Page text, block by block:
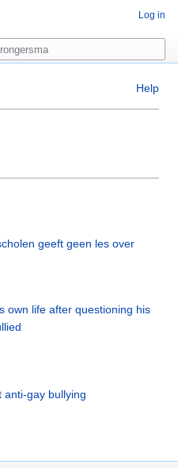
Help
geeft geen les over
own life after questioning his
anti-gay bullying
Log in